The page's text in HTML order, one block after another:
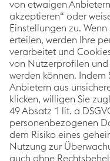
voestalpine
Als weltweit
setzt die voestalpine
Themen rund um die
Technologie,